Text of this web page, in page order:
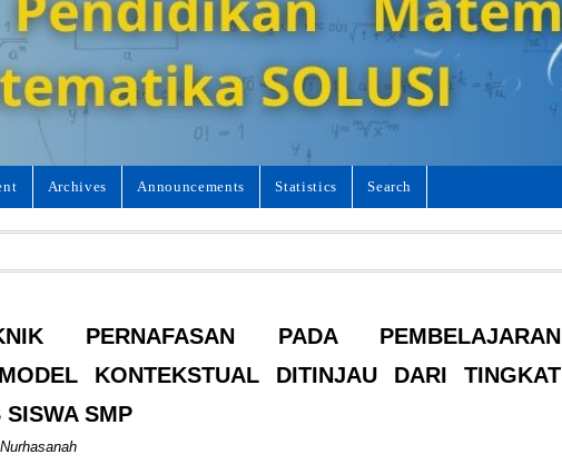
Archives Announcements Statistics Search
PERNAFASAN PADA PEMBELAJARAN
KONTEKSTUAL DITINJAU DARI TINGKAT
SMP